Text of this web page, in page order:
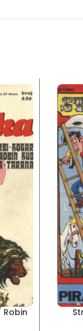
Robin